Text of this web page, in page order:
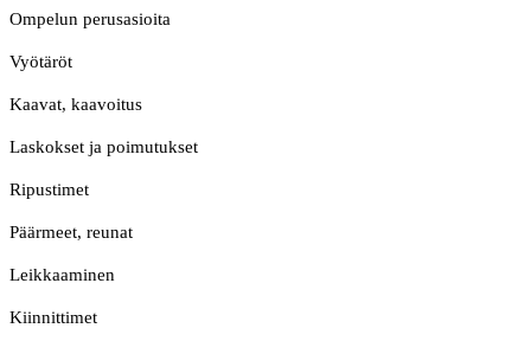
Ompelun perusasioita
Vyötäröt
Kaavat, kaavoitus
Laskokset ja poimutukset
Ripustimet
Päärmeet, reunat
Leikkaaminen
Kiinnittimet